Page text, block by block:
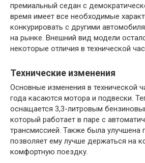
премиальный седан с
время имеет все необходимые
конкурировать с другими
на рынке. Внешний вид модели
некоторые отличия в технической
Технические изменения
Основные изменения в технической
года касаются мотора и подвески.
оснащается 3,3-литровым
который работает в паре с
трансмиссией. Также была улучшена
позволяет ему лучше держаться на
комфортную поездку.